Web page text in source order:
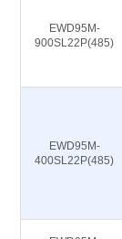
EWD95M-
900SL22P(485)
EWD95M-
400SL22P(485)